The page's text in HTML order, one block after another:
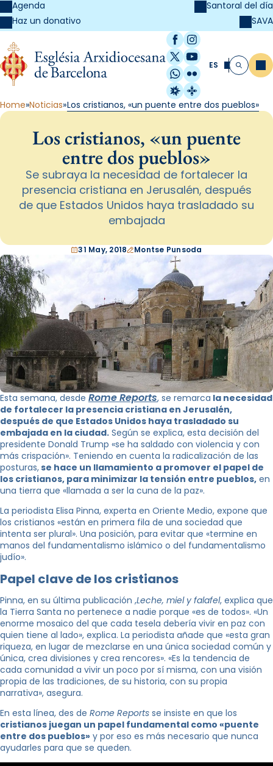
Agenda
Haz un donativo
Santoral del día
SAVA
Facebook
Instagram
X / Twitter
YouTube
WhatsApp
Flickr
Radio Estel
Catalunya
ES Buscar
Home Noticias Los cristianos, «un puente entre dos pueblos»
Los cristianos, «un puente
entre dos pueblos»
Se subraya la necesidad de fortalecer la
presencia cristiana en Jerusalén, después
de que Estados Unidos haya trasladado su
embajada
31 May, 2018 Montse Punsoda
Esta semana, desde Rome Reports, se remarca la necesidad
de fortalecer la presencia cristiana en Jerusalén,
después de que Estados Unidos haya trasladado su
embajada en la ciudad. Según se explica, esta decisión del
presidente Donald Trump «se ha saldado con violencia y con
más crispación». Teniendo en cuenta la radicalización de las
posturas,se hace un llamamiento a promover el papel de
los cristianos, para minimizar la tensión entre pueblos, en
una tierra que «llamada a ser la cuna de la paz».
La periodista Elisa Pinna, experta en Oriente Medio, expone que
los cristianos «están en primera fila de una sociedad que
intenta ser plural». Una posición, para evitar que «termine en
manos del fundamentalismo islámico o del fundamentalismo
judío».
Papel clave de los cristianos
Pinna, en su última publicación ,Leche, miel y falafel, explica que
la Tierra Santa no pertenece a nadie porque «es de todos». «Un
enorme mosaico del que cada tesela debería vivir en paz con
quien tiene al lado», explica. La periodista añade que «esta gran
riqueza, en lugar de mezclarse en una única sociedad común y
única, crea divisiones y crea rencores». «Es la tendencia de
cada comunidad a vivir un poco por sí misma, con una visión
propia de las tradiciones, de su historia, con su propia
narrativa», asegura.
En esta línea, des de Rome Reports se insiste en que los
cristianos juegan un papel fundamental como «puente
entre dos pueblos» y por eso es más necesario que nunca
ayudarles para que se queden.